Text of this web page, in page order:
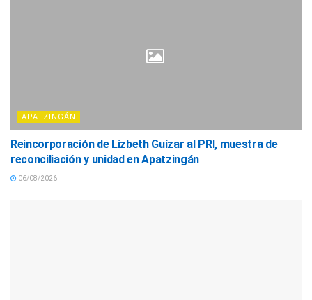
APATZINGÁN
Reincorporación de Lizbeth Guízar al PRI, muestra de
reconciliación y unidad en Apatzingán
06/08/2026